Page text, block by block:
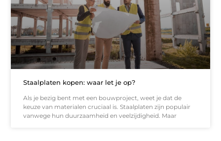
Staalplaten kopen: waar let je op?
Als je bezig bent met een bouwproject, weet je dat de
keuze van materialen cruciaal is. Staalplaten zijn populair
vanwege hun duurzaamheid en veelzijdigheid. Maar